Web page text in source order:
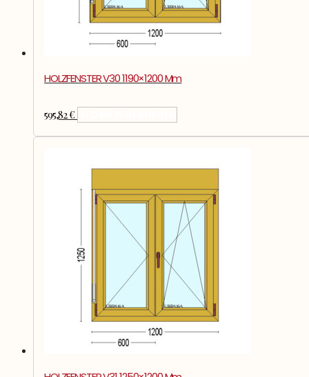
HOLZFENSTER V30 1190×1200 Mm
595,82€